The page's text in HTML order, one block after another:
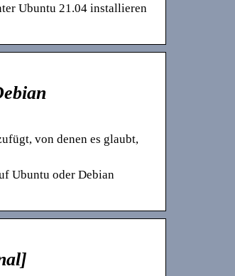
Ubuntu 21.04 installieren
von denen es glaubt,
Ubuntu oder Debian